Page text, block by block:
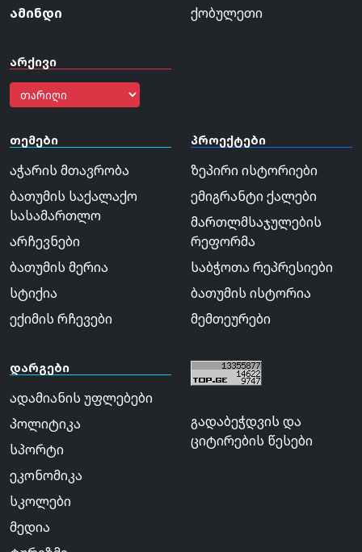
ამინდი
არქივი
ქობულეთი
თემები
აჭარის მთავრობა
ბათუმის საქალაქო
სასამართლო
არჩევნები
ბათუმის მერია
სტიქია
ექიმის რჩევები
პროექტები
ზეპირი ისტორიები
ემიგრანტი ქალები
მართლმსაჯულების
რეფორმა
საბჭოთა რეპრესიები
ბათუმის ისტორია
მემთეურები
დარგები
ადამიანის უფლებები
პოლიტიკა
სპორტი
ეკონომიკა
სკოლები
მედია
გადაბეჭდვის და
ციტირების წესები